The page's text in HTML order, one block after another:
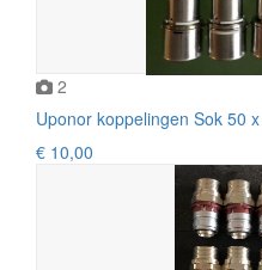
2
Uponor koppelingen Sok 50
€ 10,00